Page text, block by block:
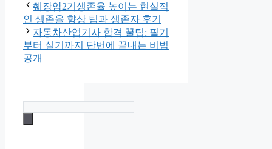
리
췌장암2기생존율 높이는 현실적
인 생존율 향상 팁과 생존자 후기
자동차산업기사 합격 꿀팁: 필기
부터 실기까지 단번에 끝내는 비법
공개